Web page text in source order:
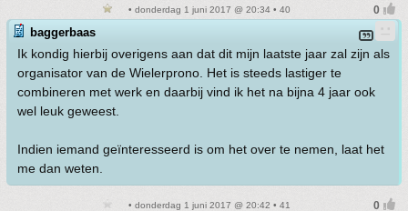
• donderdag 1 juni 2017 @ 20:34 • 40
baggerbaas
Ik kondig hierbij overigens aan dat dit mijn laatste jaar zal zijn als
organisator van de Wielerprono. Het is steeds lastiger te
combineren met werk en daarbij vind ik het na bijna 4 jaar ook
wel leuk geweest.
Indien iemand geïnteresseerd is om het over te nemen, laat het
me dan weten.
• donderdag 1 juni 2017 @ 20:42 • 41